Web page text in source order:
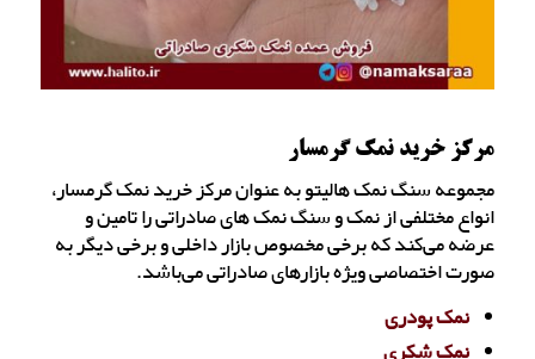
مرکز خرید نمک گرمسار
مجموعه سنگ نمک هالیتو به عنوان مرکز خرید نمک گرمسار،
انواع مختلفی از نمک و سنگ نمک های صادراتی را تامین و
عرضه می‌کند که برخی مخصوص بازار داخلی و برخی دیگر به
صورت اختصاصی ویژه بازارهای صادراتی می‌باشد.
نمک پودری